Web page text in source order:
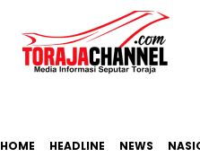
HOME HEADLINE NEWS